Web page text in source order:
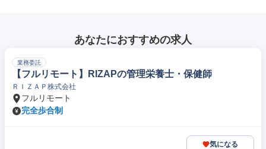
あなたにおすすめの求人
業務委託
【フルリモート】RIZAPの管理栄養士・保健師
ＲＩＺＡＰ株式会社
フルリモート
完全歩合制
気になる